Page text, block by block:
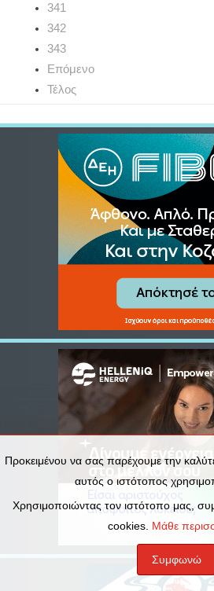
341
342
343
Επόμενο
Τέλος
Προκειμένου να σας παρέχουμε την
αυτός ο ιστότοπος
Χρησιμοποιώντας τον ιστότοπο μας,
cookies. Μάθε
Συμφωνώ